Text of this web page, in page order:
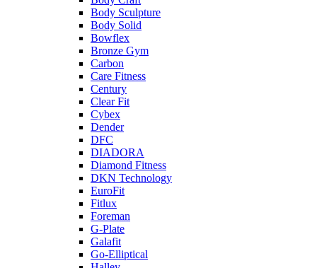
Body Sculpture
Body Solid
Bowflex
Bronze Gym
Carbon
Care Fitness
Century
Clear Fit
Cybex
Dender
DFC
DIADORA
Diamond Fitness
DKN Technology
EuroFit
Fitlux
Foreman
G-Plate
Galafit
Go-Elliptical